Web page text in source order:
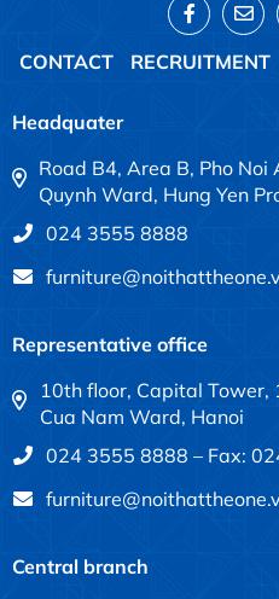
CONTACT RECRUITMENT
Headquater
Road B4, Area B, Pho Noi
Quynh Ward, Hung Yen
024 3555 8888
Representative office
10th floor, Capital Tower,
Cua Nam Ward, Hanoi
024 3555 8888 – Fax:
Central branch